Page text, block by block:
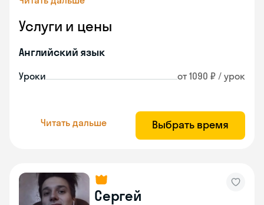
Услуги и цены
Английский язык
Уроки от 1090 ₽ / урок
Читать дальше Выбрать время
Сергей